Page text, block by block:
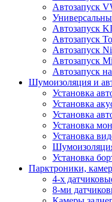
Автозапуск
Автозапуск
Автозапуск
Автозапуск
Автозапуск
Автозапуск
Шумоизоляция и
Установка
Установка
Установка
Установка
Установка
Установка
Парктроники,
4-х
8-ми